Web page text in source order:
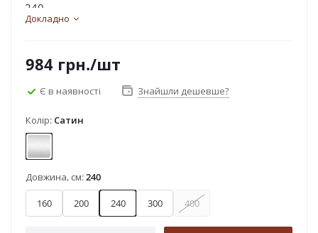
240...
Докладно
984 грн./шт
Є в наявності Знайшли дешевше?
Колір: Сатин
Сатин
Довжина, см:240
160 200 240 300 400